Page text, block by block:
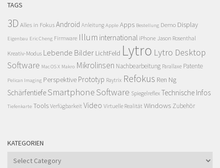
TAGS
3D Alles in FokusAndroid Anleitung Apple Apps Bestellung Demo Display
Eigenbau Eric Cheng Firmware Illum international iPhone Jason Rosenthal
Kreativ-Modus Lebende Bilder LichtFeld Lytro Lytro Desktop
Software Mac OS X Makro Mikrolinsen Nachbearbeitung Parallaxe Patente
Pelican Imaging Perspektive Prototyp Raytrix Refokus Ren Ng
SchärfentiefeSmartphoneSoftware Spiegelreflex Technische Infos
Tiefenkarte Tools Verfügbarkeit Video Virtuelle Realität Windows Zubehör
KATEGORIEN
Kategorien